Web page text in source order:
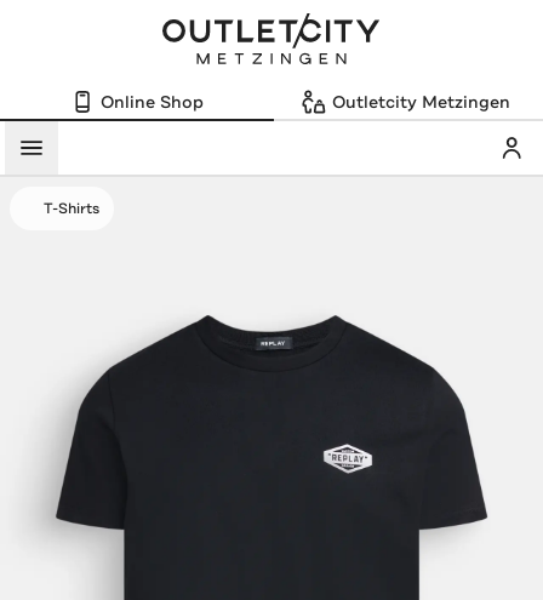
Online Shop Outletcity Metzingen
Menü
T-Shirts